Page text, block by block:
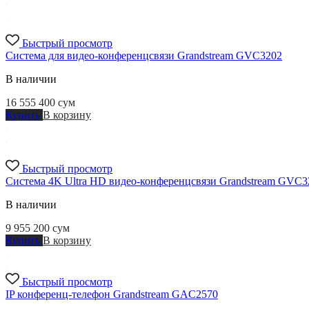
Быстрый просмотр
Система для видео-конференцсвязи Grandstream GVC3202
В наличии
16 555 400 сум
Купить В корзину
Быстрый просмотр
Система 4K Ultra HD видео-конференцсвязи Grandstream
В наличии
9 955 200 сум
Купить В корзину
Быстрый просмотр
IP конференц-телефон Grandstream GAC2570